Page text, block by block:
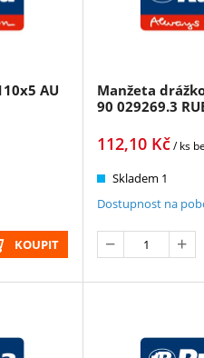
AU
KOUPIT
Manžeta
90 029269.3
112,10Kč/ ks
Skladem 1
Dostupnost na